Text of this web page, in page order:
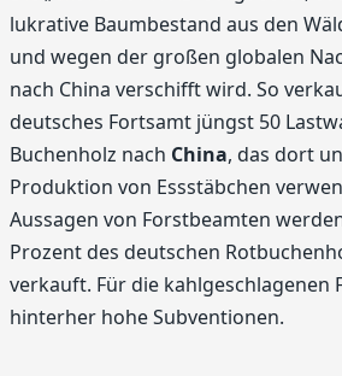
lukrative Baumbestand aus den
und wegen der großen globalen
nach China verschifft wird. So
deutsches Fortsamt jüngst 50
Buchenholz nach China, das dort
Produktion von Essstäbchen
Aussagen von Forstbeamten
Prozent des deutschen
verkauft. Für die kahlgeschlagenen
hinterher hohe Subventionen.